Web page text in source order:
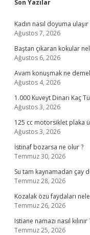
Sidebar
Son Yazılar
Kadın nasıl doyuma ulaşır
Ağustos 7, 2026
Baştan çıkaran kokular
Ağustos 6, 2026
Avam konuşmak ne
Ağustos 4, 2026
1.000 Kuveyt Dinarı Kaç
Ağustos 3, 2026
125 cc motorsiklet plaka
Ağustos 3, 2026
İstinaf bozarsa ne olur ?
Temmuz 30, 2026
Su tam kaynamadan çay
Temmuz 28, 2026
Kozalak özü faydaları
Temmuz 26, 2026
Istiane namazı nasıl kılınır
Temmuz 25, 2026